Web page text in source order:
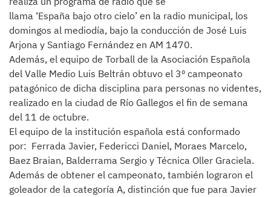
llama ‘España bajo otro cielo’ en la radio municipal, los
domingos al mediodía, bajo la conducción de José Luis
Arjona y Santiago Fernández en AM 1470.
Además, el equipo de Torball de la Asociación Española
del Valle Medio Luis Beltrán obtuvo el 3º campeonato
patagónico de dicha disciplina para personas no videntes,
realizado en la ciudad de Río Gallegos el fin de semana
del 11 de octubre.
El equipo de la institución española está conformado
por: Ferrada Javier, Federicci Daniel, Moraes Marcelo,
Baez Braian, Balderrama Sergio y Técnica Oller Graciela.
Además de obtener el campeonato, también lograron el
goleador de la categoría A, distinción que fue para Javier